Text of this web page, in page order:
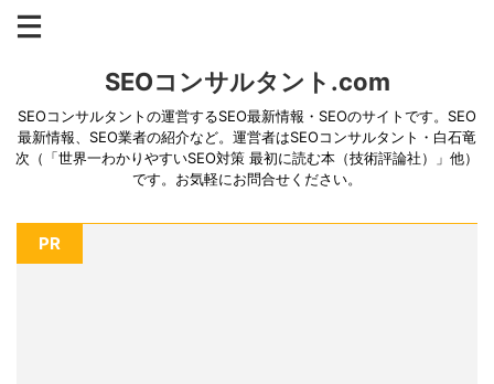
SEOコンサルタント.com
SEOコンサルタントの運営するSEO最新情報・SEOのサイトです。SEO
最新情報、SEO業者の紹介など。運営者はSEOコンサルタント・白石竜
次（「世界一わかりやすいSEO対策 最初に読む本（技術評論社）」他）
です。お気軽にお問合せください。
PR